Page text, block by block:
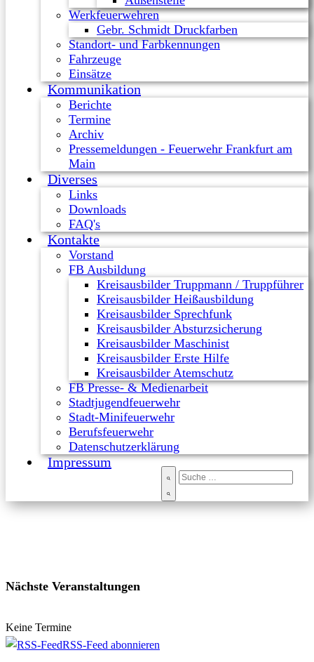
Werkfeuerwehren
Gebr. Schmidt Druckfarben
Standort- und Farbkennungen
Fahrzeuge
Einsätze
Kommunikation
Berichte
Termine
Archiv
Pressemeldungen - Feuerwehr Frankfurt am
Main
Diverses
Links
Downloads
FAQ's
Kontakte
Vorstand
FB Ausbildung
Kreisausbilder Truppmann / Truppführer
Kreisausbilder Heißausbildung
Kreisausbilder Sprechfunk
Kreisausbilder Absturzsicherung
Kreisausbilder Maschinist
Kreisausbilder Erste Hilfe
Kreisausbilder Atemschutz
FB Presse- & Medienarbeit
Stadtjugendfeuerwehr
Stadt-Minifeuerwehr
Berufsfeuerwehr
Datenschutzerklärung
Impressum
Nächste Veranstaltungen
Keine Termine
RSS-Feed abonnieren